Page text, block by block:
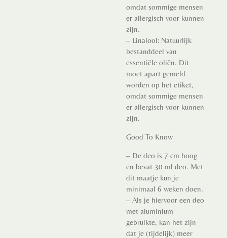
omdat sommige mensen
er allergisch voor kunnen
zijn.
– Linalool: Natuurlijk
bestanddeel van
essentiële oliën. Dit
moet apart gemeld
worden op het etiket,
omdat sommige mensen
er allergisch voor kunnen
zijn.
Good To Know
– De deo is 7 cm hoog
en bevat 30 ml deo. Met
dit maatje kun je
minimaal 6 weken doen.
– Als je hiervoor een deo
met aluminium
gebruikte, kan het zijn
dat je (tijdelijk) meer